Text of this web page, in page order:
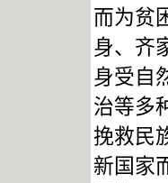
而为贫
身、齐
身受自
治等多
挽救民
新国家